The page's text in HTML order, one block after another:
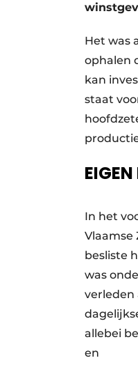
Het was
ophalen
kan
staat
In het
Vlaamse
besliste
was
verleden
allebei
en